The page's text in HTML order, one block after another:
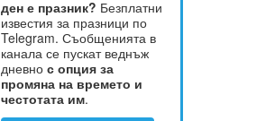
ден е празник? Безплатни
известия за празници по
Telegram. Съобщенията в
канала се пускат веднъж
дневно с опция за
промяна на времето и
честотата им.